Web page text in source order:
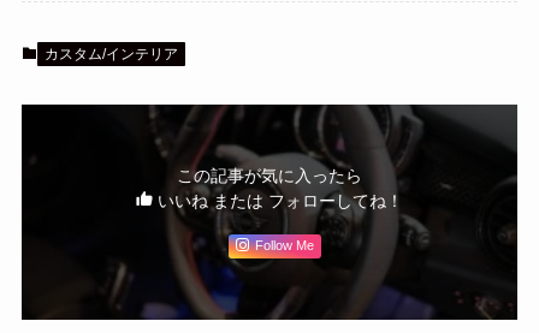
カスタム/インテリア
この記事が気に入ったら
いいね または フォローしてね！
Follow Me